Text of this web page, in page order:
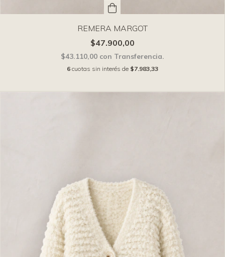
REMERA MARGOT
$47.900,00
$43.110,00 con Transferencia.
6 cuotas sin interés de $7.983,33